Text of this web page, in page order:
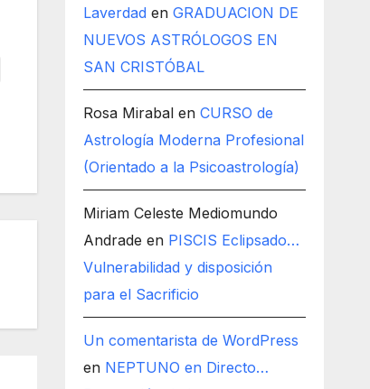
Laverdad en GRADUACION DE
NUEVOS ASTRÓLOGOS EN
SAN CRISTÓBAL
Rosa Mirabalen CURSO de
Astrología Moderna Profesional
(Orientado a la Psicoastrología)
Miriam Celeste Mediomundo
Andrade en PISCIS Eclipsado…
Vulnerabilidad y disposición
para el Sacrificio
Un comentarista de WordPress
en NEPTUNO en Directo…